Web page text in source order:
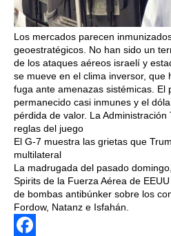
Los mercados parecen
geoestratégicos. No han sido un
de los ataques aéreos israelí y
se mueve en el clima inversor, que
fuga ante amenazas sistémicas. El
permanecido casi inmunes y el
pérdida de valor. La
reglas del juego
El G-7 muestra las grietas que
multilateral
La madrugada del pasado
Spirits de la Fuerza Aérea de
de bombas antibúnker sobre los
Fordow, Natanz e Isfahán.